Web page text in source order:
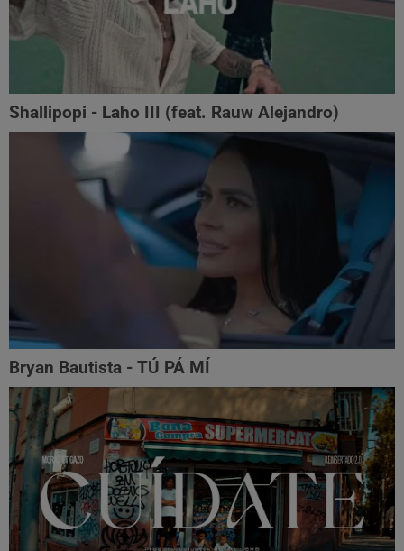
Shallipopi - Laho III (feat. Rauw Alejandro)
Bryan Bautista - TÚ PÁ MÍ